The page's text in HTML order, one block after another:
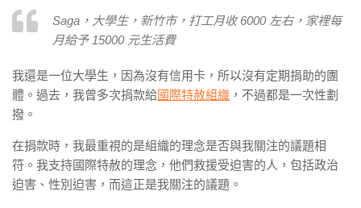
Saga，大學生，新竹市，打工月收 6000 左右，家裡每
月給予 15000 元生活費
我還是一位大學生，因為沒有信用卡，所以沒有定期捐助的團
體。過去，我曾多次捐款給國際特赦組織 ，不過都是一次性劃
撥。
在捐款時，我最重視的是組織的理念是否與我關注的議題相
符。我支持國際特赦的理念，他們救援受迫害的人，包括政治
迫害、性別迫害，而這正是我關注的議題。